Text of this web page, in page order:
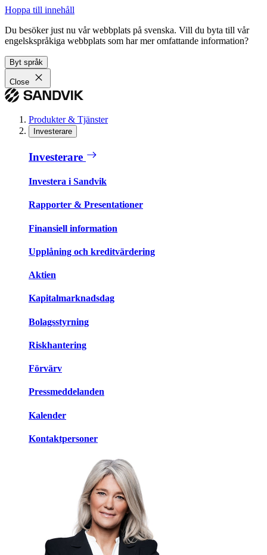
Hoppa till innehåll
Du besöker just nu vår webbplats på svenska. Vill du byta till vår
engelskspråkiga webbplats som har mer omfattande information?
Byt språk
Close
Produkter & Tjänster
Investerare
Investerare
Investera i Sandvik
Rapporter & Presentationer
Finansiell information
Upplåning och kreditvärdering
Aktien
Kapitalmarknadsdag
Bolagsstyrning
Riskhantering
Förvärv
Pressmeddelanden
Kalender
Kontaktpersoner